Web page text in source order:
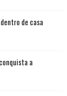
de casa
a